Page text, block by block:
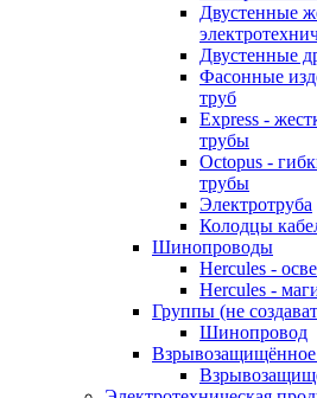
Двустенные
Двустенные
Фасонные
труб
Express -
трубы
Octopus -
трубы
Электротруба
Колодцы
Шинопроводы
Hercules -
Hercules -
Группы (не
Шинопровод
Взрывозащищённое